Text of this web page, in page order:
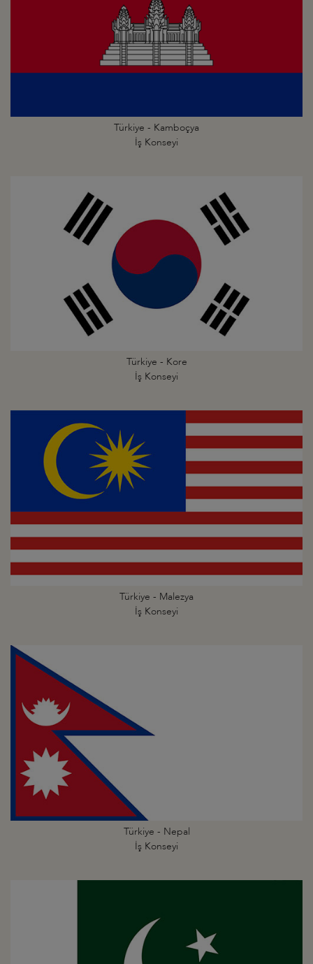
Türkiye - Kamboçya
İş Konseyi
Türkiye - Kore
İş Konseyi
Türkiye - Malezya
İş Konseyi
Türkiye - Nepal
İş Konseyi